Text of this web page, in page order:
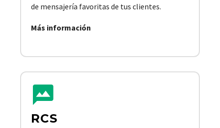
de mensajería favoritas de tus clientes.
Más información
RCS